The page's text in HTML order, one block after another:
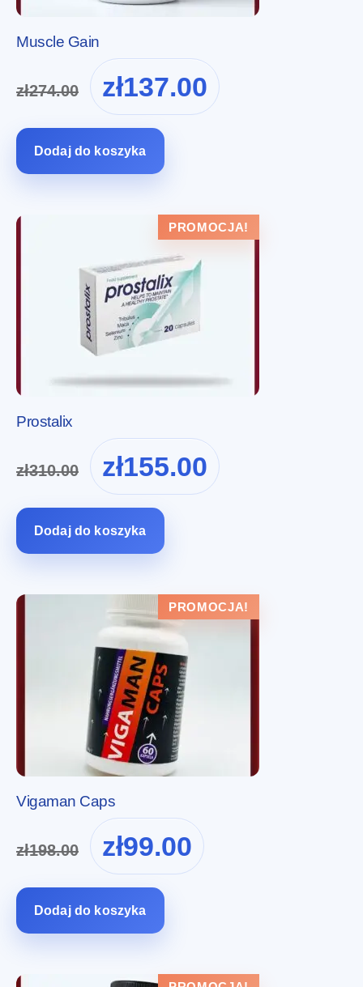
Muscle Gain
zł274.00
Pierwotna
cena
wynosiła:
zł137.00
cena
Dodaj do koszyka
PROMOCJA!
Prostalix
zł310.00
Pierwotna
cena
wynosiła:
zł155.00
cena
Dodaj do koszyka
PROMOCJA!
Vigaman Caps
zł198.00
Pierwotna
cena
wynosiła:
zł99.00
cena
Dodaj do koszyka